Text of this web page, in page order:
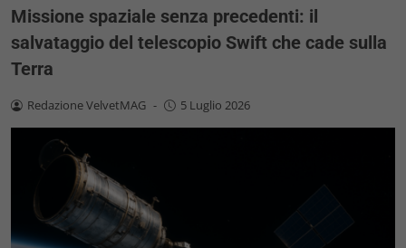
Missione spaziale senza precedenti: il
salvataggio del telescopio Swift che cade sulla
Terra
Redazione VelvetMAG - 5 Luglio 2026